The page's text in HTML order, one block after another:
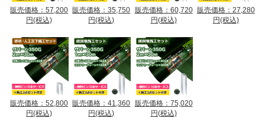
販売価格：57,200
円(税込)
販売価格：35,750
円(税込)
販売価格：60,720
円(税込)
販売価格：27,280
円(税込)
販売価格：52,800
円(税込)
販売価格：41,360
円(税込)
販売価格：75,020
円(税込)